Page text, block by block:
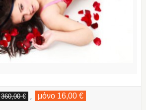
360,00 € μόνο 16,00 €